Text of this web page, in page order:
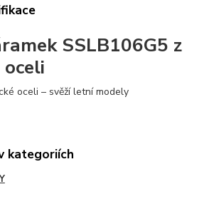
SSLB106G5 z
oceli – svěží letní modely
kategoriích